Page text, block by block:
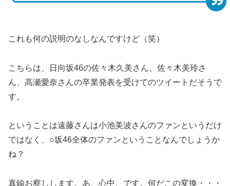
これも何の説明のなしなんですけど（笑）
こちらは、日向坂46の佐々木久美さん、佐々木美玲さ
ん、高瀬愛奈さんの卒業発表を受けてのツイートだそうで
す。
ということは遠藤さんは小池美波さんのファンというだけ
ではなく、○坂46全体のファンということなんでしょうか
ね？
真鍮お察しします。あ、心中、です。何だこの変換・・・